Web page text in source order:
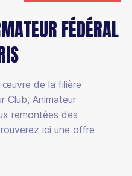
FÉDÉRAL
œuvre de la filière
Club, Animateur
remontées des
ici une offre